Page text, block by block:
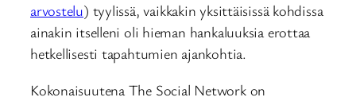
arvostelu) tyylissä, vaikkakin yksittäisissä kohdissa
ainakin itselleni oli hieman hankaluuksia erottaa
hetkellisesti tapahtumien ajankohtia.
Kokonaisuutena The Social Network on